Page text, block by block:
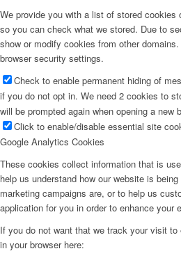
We provide you with a list of stored cookies
so you can check what we stored. Due to
show or modify cookies from other
browser security settings.
Check to enable permanent hiding of
if you do not opt in. We need 2 cookies to
will be prompted again when opening a new
Click to enable/disable essential site
Google Analytics Cookies
These cookies collect information that is
help us understand how our website is
marketing campaigns are, or to help us
application for you in order to enhance your
If you do not want that we track your visit
in your browser here: